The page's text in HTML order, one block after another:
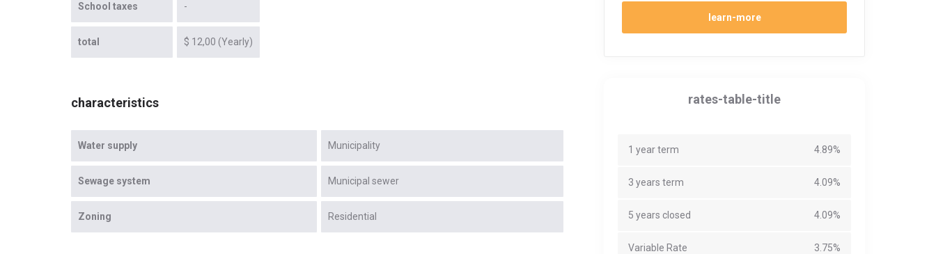
School taxes -
total $ 12,00 (Yearly)
characteristics
Water supply Municipality
Sewage system Municipal sewer
Zoning Residential
learn-more
rates-table-title
1 year term 4.89%
3 years term 4.09%
5 years closed 4.09%
Variable Rate 3.75%